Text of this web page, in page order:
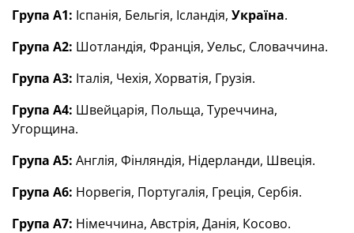
Група А1: Іспанія, Бельгія, Ісландія, Україна.
Група А2: Шотландія, Франція, Уельс, Словаччина.
Група А3: Італія, Чехія, Хорватія, Грузія.
Група А4: Швейцарія, Польща, Туреччина,
Угорщина.
Група А5: Англія, Фінляндія, Нідерланди, Швеція.
Група А6: Норвегія, Португалія, Греція, Сербія.
Група А7: Німеччина, Австрія, Данія, Косово.